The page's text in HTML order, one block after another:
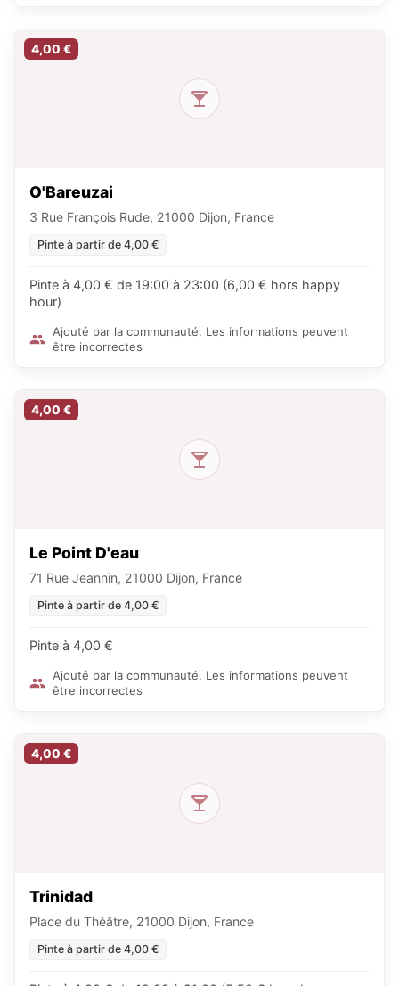
4,00 €
O'Bareuzai
3 Rue François Rude, 21000 Dijon, France
Pinte à partir de 4,00 €
Pinte à 4,00 € de 19:00 à 23:00 (6,00 € hors happy
hour)
Ajouté par la communauté. Les informations peuvent
être incorrectes
4,00 €
Le Point D'eau
71 Rue Jeannin, 21000 Dijon, France
Pinte à partir de 4,00 €
Pinte à 4,00 €
Ajouté par la communauté. Les informations peuvent
être incorrectes
4,00 €
Trinidad
Place du Théâtre, 21000 Dijon, France
Pinte à partir de 4,00 €